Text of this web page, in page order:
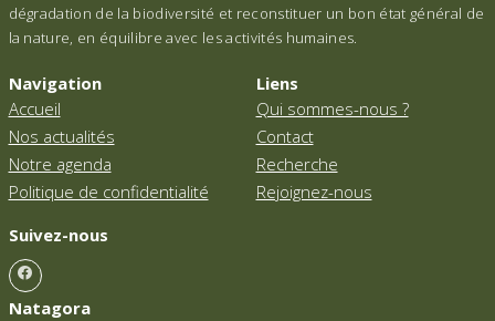
dégradation de la biodiversité et reconstituer un bon état général de
la nature, en équilibre avec les activités humaines.
Navigation
Accueil
Nos actualités
Notre agenda
Politique de confidentialité
Liens
Qui sommes-nous ?
Contact
Recherche
Rejoignez-nous
Suivez-nous
Natagora